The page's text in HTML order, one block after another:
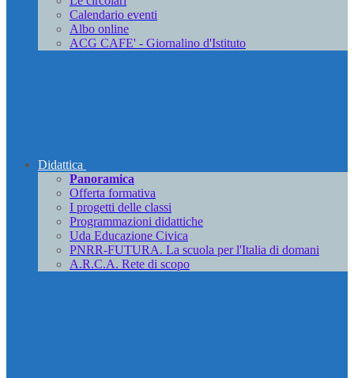
Calendario eventi
Albo online
ACG CAFE' - Giornalino d'Istituto
Didattica
Panoramica
Offerta formativa
I progetti delle classi
Programmazioni didattiche
Uda Educazione Civica
PNRR-FUTURA. La scuola per l'Italia di domani
A.R.C.A. Rete di scopo